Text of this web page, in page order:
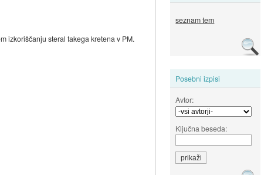
seznam tem
Posebni izpisi
Avtor:
Ključna beseda:
izkoriščanju steral takega kretena v PM.